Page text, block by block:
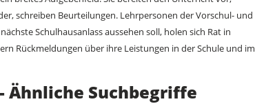
schreiben Beurteilungen. Lehrpersonen der Vorschul- und
Schulhausanlass aussehen soll, holen sich Rat in
Rückmeldungen über ihre Leistungen in der Schule und im
Ähnliche Suchbegriffe